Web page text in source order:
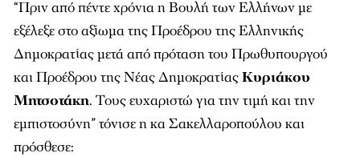
“Πριν από πέντε χρόνια η Βουλή των Ελλήνων με
εξέλεξε στο αξίωμα της Προέδρου της Ελληνικής
Δημοκρατίας μετά από πρόταση του Πρωθυπουργού
και Προέδρου της Νέας ΔημοκρατίαςΚυριάκου
Μητσοτάκη. Τους ευχαριστώ για την τιμή και την
εμπιστοσύνη” τόνισε η κα Σακελλαροπούλου και
πρόσθεσε: